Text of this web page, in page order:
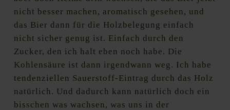
nicht besser machen, aromatisch gesehen, und
das Bier dann für die Holzbelegung einfach
nicht sicher genug ist. Einfach durch den
Zucker, den ich halt eben noch habe. Die
Kohlensäure ist dann irgendwann weg. Ich habe
tendenziellen Sauerstoff-Eintrag durch das Holz
natürlich. Und dadurch kann natürlich doch ein
bisschen was wachsen, was uns in der